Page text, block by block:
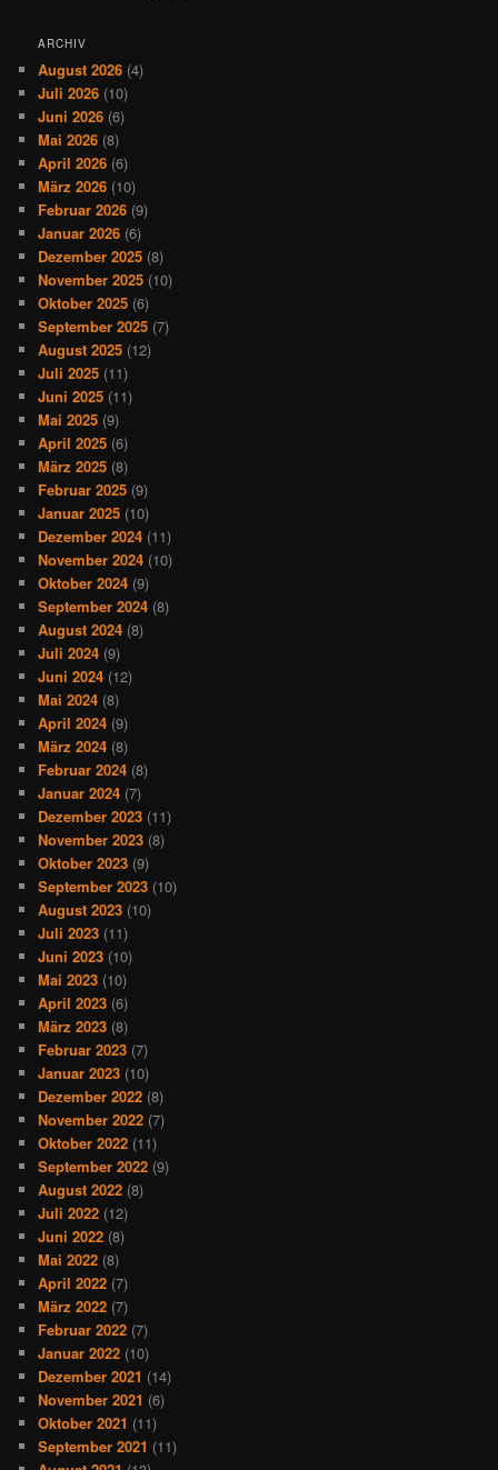
ARCHIV
August 2026 (4)
Juli 2026 (10)
Juni 2026 (6)
Mai 2026 (8)
April 2026 (6)
März 2026 (10)
Februar 2026 (9)
Januar 2026 (6)
Dezember 2025 (8)
November 2025 (10)
Oktober 2025 (6)
September 2025 (7)
August 2025 (12)
Juli 2025 (11)
Juni 2025 (11)
Mai 2025 (9)
April 2025 (6)
März 2025 (8)
Februar 2025 (9)
Januar 2025 (10)
Dezember 2024 (11)
November 2024 (10)
Oktober 2024 (9)
September 2024 (8)
August 2024 (8)
Juli 2024 (9)
Juni 2024 (12)
Mai 2024 (8)
April 2024 (9)
März 2024 (8)
Februar 2024 (8)
Januar 2024 (7)
Dezember 2023 (11)
November 2023 (8)
Oktober 2023 (9)
September 2023 (10)
August 2023 (10)
Juli 2023 (11)
Juni 2023 (10)
Mai 2023 (10)
April 2023 (6)
März 2023 (8)
Februar 2023 (7)
Januar 2023 (10)
Dezember 2022 (8)
November 2022 (7)
Oktober 2022 (11)
September 2022 (9)
August 2022 (8)
Juli 2022 (12)
Juni 2022 (8)
Mai 2022 (8)
April 2022 (7)
März 2022 (7)
Februar 2022 (7)
Januar 2022 (10)
Dezember 2021 (14)
November 2021 (6)
Oktober 2021 (11)
September 2021 (11)